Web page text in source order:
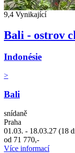
9,4 Vynikající
Bali - ostrov
Indonésie
>
Bali
snídaně
Praha
01.03. - 18.03.27 (18
od 71 770,-
Více informací